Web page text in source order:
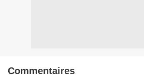
Commentaires